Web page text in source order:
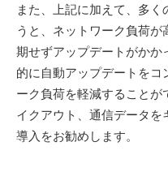
また、上記に加えて、多
うと、ネットワーク負荷
期せずアップデートがか
的に自動アップデートを
ーク負荷を軽減すること
イクアウト、通信データ
導入をお勧めします。